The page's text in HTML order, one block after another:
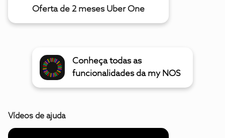
Oferta de 2 meses Uber One
Conheça todas as
funcionalidades da my NOS
Vídeos de ajuda